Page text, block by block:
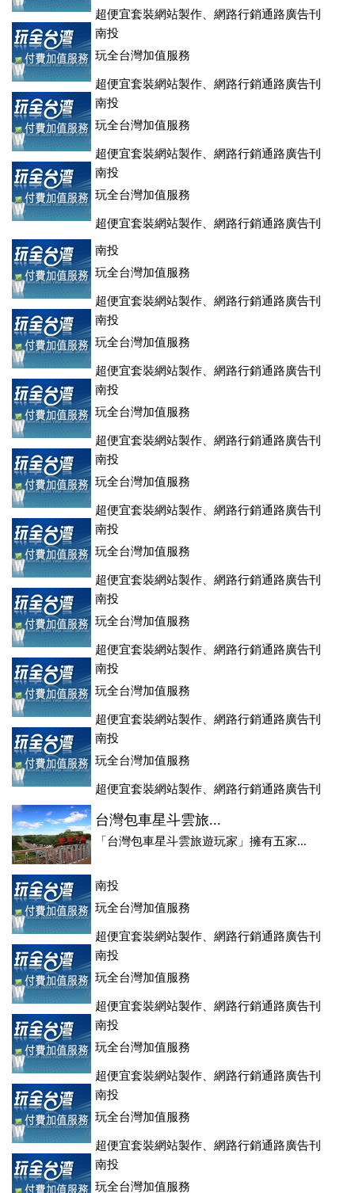
超便宜套裝網站製作、網路行銷通路廣告刊
登、訂房系統、客房委託旅行社銷售，全面優惠中....
南投
玩全台灣加值服務
超便宜套裝網站製作、網路行銷通路廣告刊
登、訂房系統、客房委託旅行社銷售，全面優惠中....
南投
玩全台灣加值服務
超便宜套裝網站製作、網路行銷通路廣告刊
登、訂房系統、客房委託旅行社銷售，全面優惠中....
南投
玩全台灣加值服務
超便宜套裝網站製作、網路行銷通路廣告刊
登、訂房系統、客房委託旅行社銷售，全面優惠中....
南投
玩全台灣加值服務
超便宜套裝網站製作、網路行銷通路廣告刊
登、訂房系統、客房委託旅行社銷售，全面優惠中....
南投
玩全台灣加值服務
超便宜套裝網站製作、網路行銷通路廣告刊
登、訂房系統、客房委託旅行社銷售，全面優惠中....
南投
玩全台灣加值服務
超便宜套裝網站製作、網路行銷通路廣告刊
登、訂房系統、客房委託旅行社銷售，全面優惠中....
南投
玩全台灣加值服務
超便宜套裝網站製作、網路行銷通路廣告刊
登、訂房系統、客房委託旅行社銷售，全面優惠中....
南投
玩全台灣加值服務
超便宜套裝網站製作、網路行銷通路廣告刊
登、訂房系統、客房委託旅行社銷售，全面優惠中....
南投
玩全台灣加值服務
超便宜套裝網站製作、網路行銷通路廣告刊
登、訂房系統、客房委託旅行社銷售，全面優惠中....
南投
玩全台灣加值服務
超便宜套裝網站製作、網路行銷通路廣告刊
登、訂房系統、客房委託旅行社銷售，全面優惠中....
南投
玩全台灣加值服務
超便宜套裝網站製作、網路行銷通路廣告刊
登、訂房系統、客房委託旅行社銷售，全面優惠中....
台灣包車星斗雲旅...
「台灣包車星斗雲旅遊玩家」擁有五家...
南投
玩全台灣加值服務
超便宜套裝網站製作、網路行銷通路廣告刊
登、訂房系統、客房委託旅行社銷售，全面優惠中....
南投
玩全台灣加值服務
超便宜套裝網站製作、網路行銷通路廣告刊
登、訂房系統、客房委託旅行社銷售，全面優惠中....
南投
玩全台灣加值服務
超便宜套裝網站製作、網路行銷通路廣告刊
登、訂房系統、客房委託旅行社銷售，全面優惠中....
南投
玩全台灣加值服務
超便宜套裝網站製作、網路行銷通路廣告刊
登、訂房系統、客房委託旅行社銷售，全面優惠中....
南投
玩全台灣加值服務